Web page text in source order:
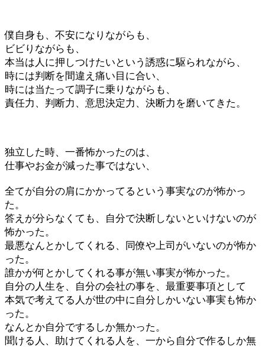
僕自身も、不安になりながらも、
ビビりながらも、
本当は人に押しつけたいという誘惑に駆られながら、
時には判断を間違え痛い目に合い、
時には当たって調子に乗りながらも、
責任力、判断力、意思決定力、決断力を磨いてきた。
独立した時、一番怖かったのは、
仕事やお金が減った事ではない、
全てが自分の肩にかかってるという事実なのが怖かっ
た。
答えが分らなくても、自分で決断しないといけないのが
怖かった。
最悪なんとかしてくれる、同僚や上司がいないのが怖か
った。
誰かが何とかしてくれる事が無い事実が怖かった。
自分の人生を、自分の会社の事を、最重要事項として
本気で考えてる人が世の中に自分しかいない事実も怖か
った。
なんとか自分でするしか無かった。
聞ける人、助けてくれる人を、一から自分で作るしか無